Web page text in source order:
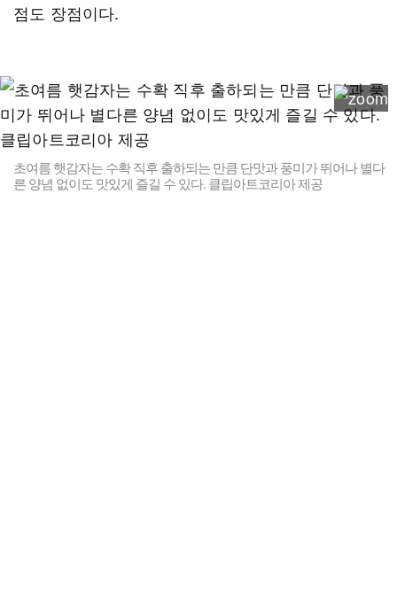
점도 장점이다.
초여름 햇감자는 수확 직후 출하되는 만큼 단맛과 풍미가 뛰어나 별다
른 양념 없이도 맛있게 즐길 수 있다. 클립아트코리아 제공